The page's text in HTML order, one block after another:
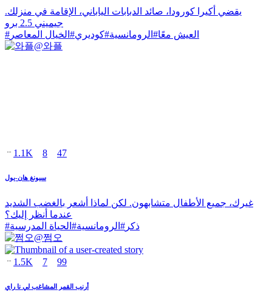
يقضي أكيرا كورودا، صائد الدبابات الياباني، الإقامة في منزلك.
جيميني 2.5 برو
#
العيش معًا# الرومانسية#كوديري# الخيال المعاصر
@와플
1.1K 8 47
سيونغ هان-يول
غيرك، جميع الأطفال متشابهون. لكن لماذا أشعر بالغضب الشديد
عندما أنظر إليك؟
#
ذكر # الرومانسية# الحياة المدرسية
@쩜오
1.5K 7 99
أرنب القمر المشاغب لي نا راي